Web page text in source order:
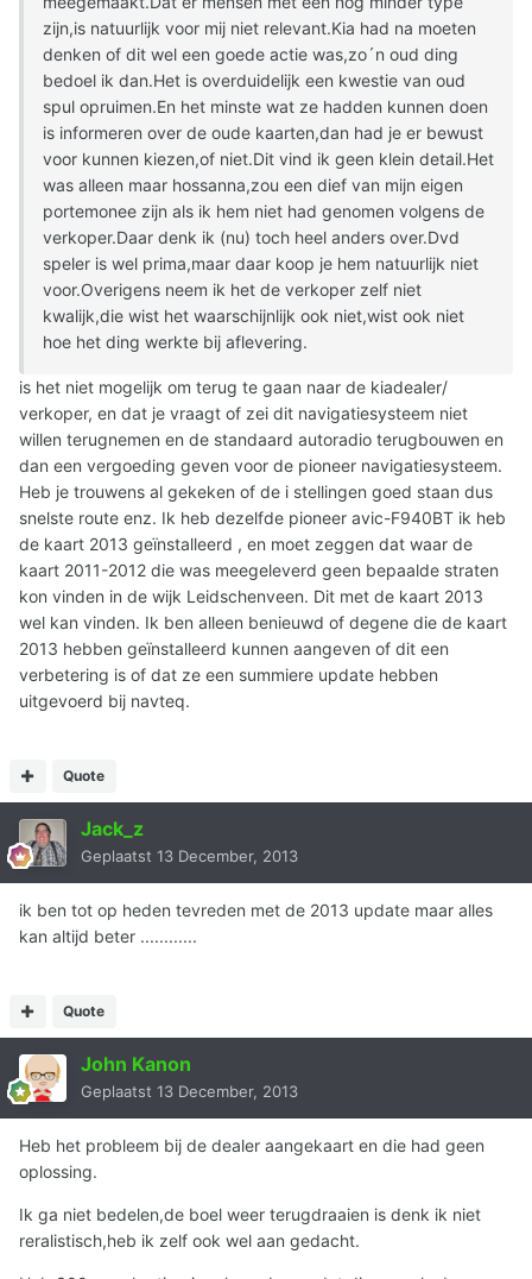
zijn,is natuurlijk voor mij niet relevant.Kia had na moeten
denken of dit wel een goede actie was,zo´n oud ding
bedoel ik dan.Het is overduidelijk een kwestie van oud
spul opruimen.En het minste wat ze hadden kunnen doen
is informeren over de oude kaarten,dan had je er bewust
voor kunnen kiezen,of niet.Dit vind ik geen klein detail.Het
was alleen maar hossanna,zou een dief van mijn eigen
portemonee zijn als ik hem niet had genomen volgens de
verkoper.Daar denk ik (nu) toch heel anders over.Dvd
speler is wel prima,maar daar koop je hem natuurlijk niet
voor.Overigens neem ik het de verkoper zelf niet
kwalijk,die wist het waarschijnlijk ook niet,wist ook niet
hoe het ding werkte bij aflevering.
is het niet mogelijk om terug te gaan naar de kiadealer/
verkoper, en dat je vraagt of zei dit navigatiesysteem niet
willen terugnemen en de standaard autoradio terugbouwen en
dan een vergoeding geven voor de pioneer navigatiesysteem.
Heb je trouwens al gekeken of de i stellingen goed staan dus
snelste route enz. Ik heb dezelfde pioneer avic-F940BT ik heb
de kaart 2013 geïnstalleerd , en moet zeggen dat waar de
kaart 2011-2012 die was meegeleverd geen bepaalde straten
kon vinden in de wijk Leidschenveen. Dit met de kaart 2013
wel kan vinden. Ik ben alleen benieuwd of degene die de kaart
2013 hebben geïnstalleerd kunnen aangeven of dit een
verbetering is of dat ze een summiere update hebben
uitgevoerd bij navteq.
Quote
Jack_z
Geplaatst 13 December, 2013
ik ben tot op heden tevreden met de 2013 update maar alles
kan altijd beter ............
Quote
John Kanon
Geplaatst 13 December, 2013
Heb het probleem bij de dealer aangekaart en die had geen
oplossing.
Ik ga niet bedelen,de boel weer terugdraaien is denk ik niet
reralistisch,heb ik zelf ook wel aan gedacht.